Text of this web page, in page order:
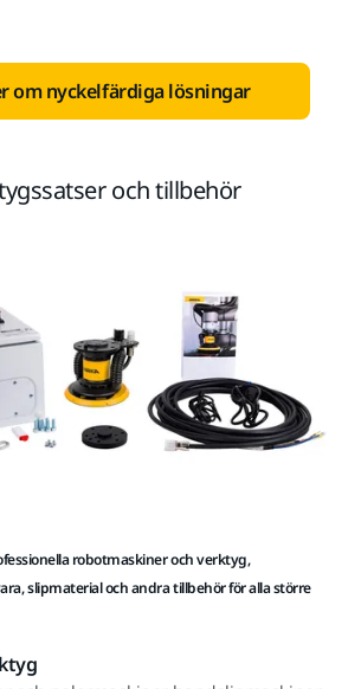
om nyckelfärdiga lösningar
och tillbehör
robotmaskiner och verktyg,
slipmaterial och andra tillbehör för alla större